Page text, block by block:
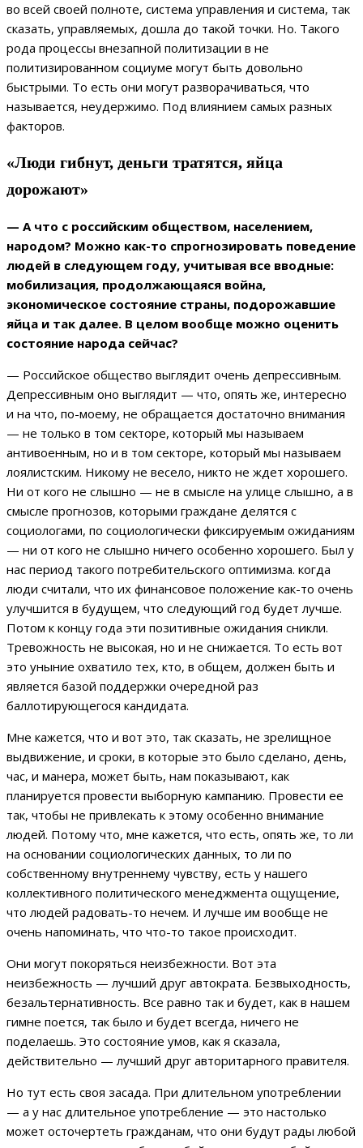
во всей своей полноте, система управления и система, так
сказать, управляемых, дошла до такой точки. Но. Такого
рода процессы внезапной политизации в не
политизированном социуме могут быть довольно
быстрыми. То есть они могут разворачиваться, что
называется, неудержимо. Под влиянием самых разных
факторов.
«Люди гибнут, деньги тратятся, яйца
дорожают»
— А что с российским обществом, населением,
народом? Можно как-то спрогнозировать поведение
людей в следующем году, учитывая все вводные:
мобилизация, продолжающаяся война,
экономическое состояние страны, подорожавшие
яйца и так далее. В целом вообще можно оценить
состояние народа сейчас?
— Российское общество выглядит очень депрессивным.
Депрессивным оно выглядит — что, опять же, интересно
и на что, по-моему, не обращается достаточно внимания
— не только в том секторе, который мы называем
антивоенным, но и в том секторе, который мы называем
лоялистским. Никому не весело, никто не ждет хорошего.
Ни от кого не слышно — не в смысле на улице слышно, а в
смысле прогнозов, которыми граждане делятся с
социологами, по социологически фиксируемым ожиданиям
— ни от кого не слышно ничего особенно хорошего. Был у
нас период такого потребительского оптимизма. когда
люди считали, что их финансовое положение как-то очень
улучшится в будущем, что следующий год будет лучше.
Потом к концу года эти позитивные ожидания сникли.
Тревожность не высокая, но и не снижается. То есть вот
это уныние охватило тех, кто, в общем, должен быть и
является базой поддержки очередной раз
баллотирующегося кандидата.
Мне кажется, что и вот это, так сказать, не зрелищное
выдвижение, и сроки, в которые это было сделано, день,
час, и манера, может быть, нам показывают, как
планируется провести выборную кампанию. Провести ее
так, чтобы не привлекать к этому особенно внимание
людей. Потому что, мне кажется, что есть, опять же, то ли
на основании социологических данных, то ли по
собственному внутреннему чувству, есть у нашего
коллективного политического менеджмента ощущение,
что людей радовать-то нечем. И лучше им вообще не
очень напоминать, что что-то такое происходит.
Они могут покоряться неизбежности. Вот эта
неизбежность — лучший друг автократа. Безвыходность,
безальтернативность. Все равно так и будет, как в нашем
гимне поется, так было и будет всегда, ничего не
поделаешь. Это состояние умов, как я сказала,
действительно — лучший друг авторитарного правителя.
Но тут есть своя засада. При длительном употреблении
— а у нас длительное употребление — это настолько
может осточертеть гражданам, что они будут рады любой